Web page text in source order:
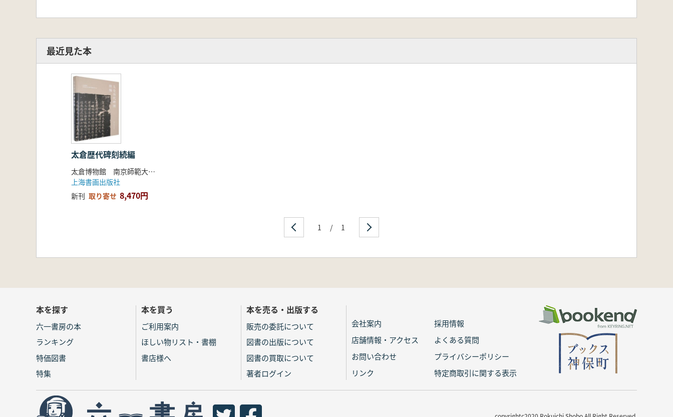
最近見た本
太倉歴代碑刻続編
太倉博物館 南京師範大学文物与博物館学系 編
上海書画出版社
新刊 取り寄せ 8,470円
1 / 1
本を探す
六一書房の本
ランキング
特価図書
特集
本を買う
ご利用案内
ほしい物リスト・書棚
書店様へ
本を売る・出版する
販売の委託について
図書の出版について
図書の買取について
著者ログイン
会社案内
採用情報
店舗情報・アクセス
よくある質問
お問い合わせ
プライバシーポリシー
リンク
特定商取引に関する表示